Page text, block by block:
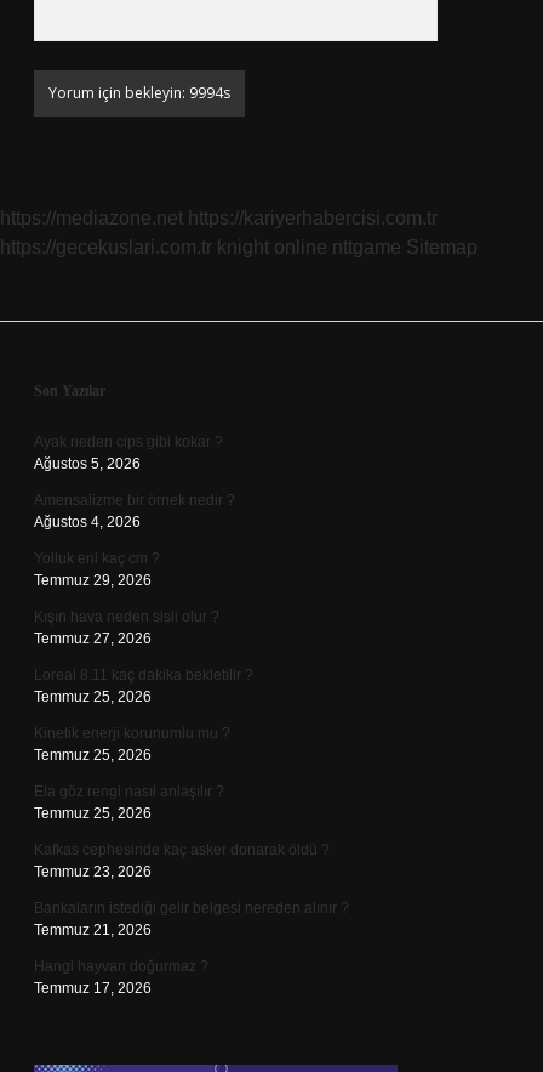
https://mediazone.net https://kariyerhabercisi.com.tr
https://gecekuslari.com.tr knight online nttgame Sitemap
Sidebar
Son Yazılar
Ayak neden cips gibi kokar ?
Ağustos 5, 2026
Amensalizme bir örnek nedir ?
Ağustos 4, 2026
Yolluk eni kaç cm ?
Temmuz 29, 2026
Kışın hava neden sisli olur ?
Temmuz 27, 2026
Loreal 8.11 kaç dakika bekletilir ?
Temmuz 25, 2026
Kinetik enerji korunumlu mu ?
Temmuz 25, 2026
Ela göz rengi nasıl anlaşılır ?
Temmuz 25, 2026
Kafkas cephesinde kaç asker donarak öldü ?
Temmuz 23, 2026
Bankaların istediği gelir belgesi nereden alınır ?
Temmuz 21, 2026
Hangi hayvan doğurmaz ?
Temmuz 17, 2026